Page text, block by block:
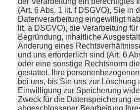
(Art. 6 Abs. 1 lit. f DSGVO), Sie in
Datenverarbeitung eingewilligt
lit. a DSGVO), die Verarbeitung
Begründung, inhaltliche
Änderung eines
und uns erforderlich sind (Art. 6
oder eine sonstige Rechtsnorm
gestattet. Ihre
bei uns, bis Sie uns zur Löschung
Einwilligung zur Speicherung
Zweck für die Datenspeicherung
abgeschlossener Bearbeitung